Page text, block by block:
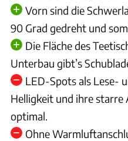
Vorn sind die
90 Grad gedreht und
Die Fläche des
Unterbau gibt’s
LED-Spots als Lese-
Helligkeit und ihre
optimal.
Ohne